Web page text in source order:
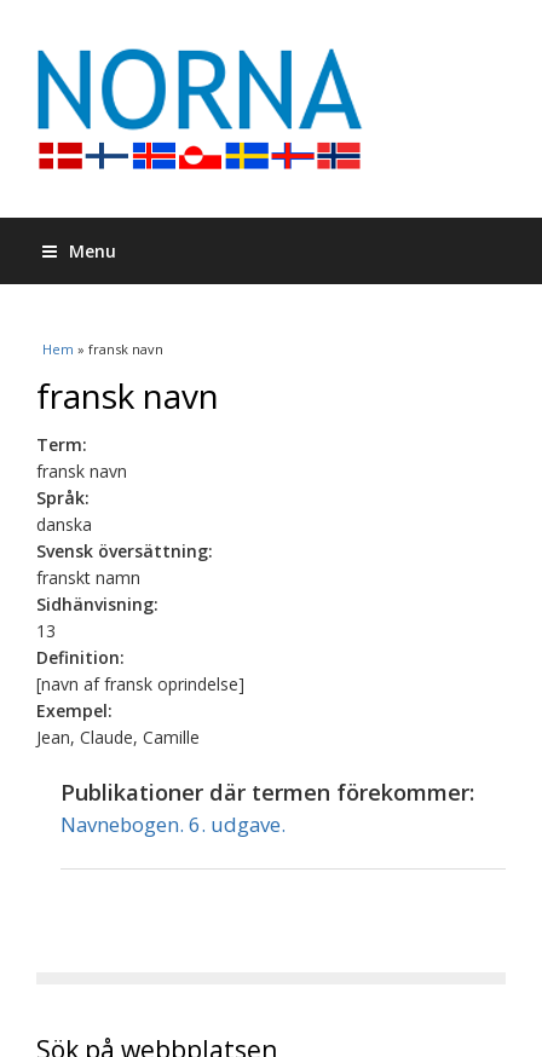
Menu
Du är här
Hem » fransk navn
fransk navn
Term:
fransk navn
Språk:
danska
Svensk översättning:
franskt namn
Sidhänvisning:
13
Definition:
[navn af fransk oprindelse]
Exempel:
Jean, Claude, Camille
Publikationer där termen förekommer:
Navnebogen. 6. udgave.
Sök på webbplatsen